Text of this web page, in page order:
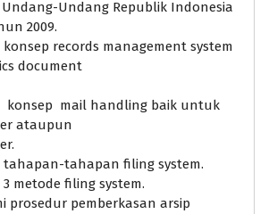
Undang Republik Indonesia
2009.
konsep records management system
document
konsep mail handling baik untuk
ataupun
tahapan-tahapan filing system.
metode filing system.
prosedur pemberkasan arsip